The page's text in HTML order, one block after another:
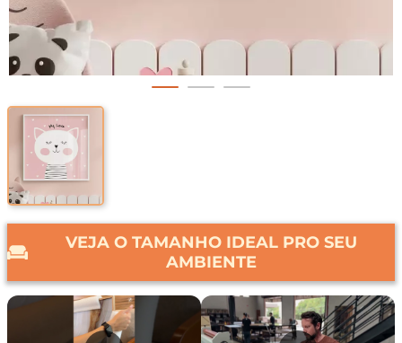
VEJA O TAMANHO IDEAL PRO SEU
AMBIENTE